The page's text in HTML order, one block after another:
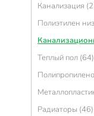
Канализация
Полиэтилен
Теплый пол (64)
Радиаторы (46)